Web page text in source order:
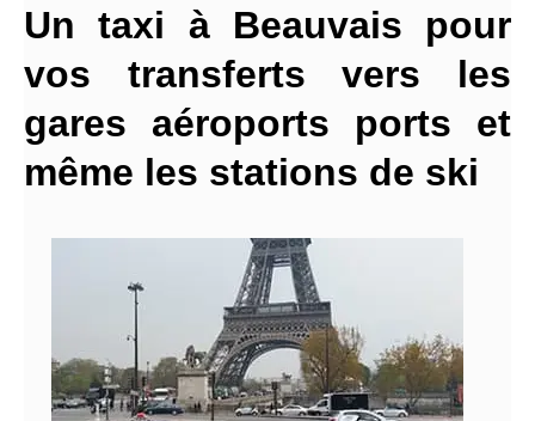
Un taxi à Beauvais pour
vos transferts vers les
gares aéroports ports et
même les stations de ski